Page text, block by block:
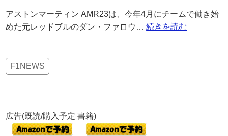
アストンマーティン AMR23は、今年4月にチームで働き始
めた元レッドブルのダン・ファロウ…続きを読む
F1NEWS
広告(既読/購入予定 書籍)